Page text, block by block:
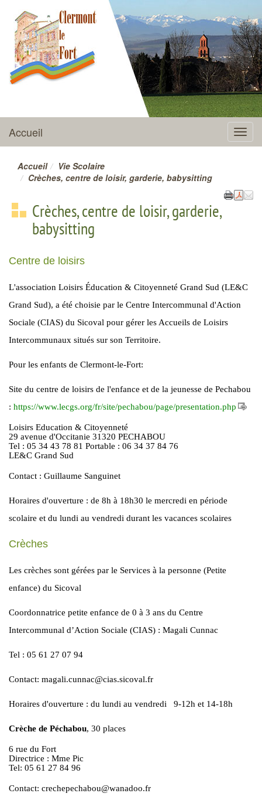
CLERMONT-LE-FORT
Menu
Accueil
Accueil
Vie Scolaire
Crèches, centre de loisir, garderie, babysitting
Crèches, centre de loisir, garderie,
babysitting
Centre de loisirs
L'association Loisirs Éducation & Citoyenneté Grand Sud (LE&C
Grand Sud), a été choisie par le Centre Intercommunal d'Action
Sociale (CIAS) du Sicoval pour gérer les Accueils de Loisirs
Intercommunaux situés sur son Territoire.
Pour les enfants de Clermont-le-Fort:
Site du centre de loisirs de l'enfance et de la jeunesse de Pechabou
: https://www.lecgs.org/fr/site/pechabou/page/presentation.php
Loisirs Education & Citoyenneté
29 avenue d'Occitanie 31320 PECHABOU
Tel : 05 34 43 78 81 Portable : 06 34 37 84 76
LE&C Grand Sud
Contact : Guillaume Sanguinet
Horaires d'ouverture : de 8h à 18h30 le mercredi en période
scolaire et du lundi au vendredi durant les vacances scolaires
Crèches
Les crèches sont gérées par le Services à la personne (Petite
enfance) du Sicoval
Coordonnatrice petite enfance de 0 à 3 ans du Centre
Intercommunal d’Action Sociale (CIAS) : Magali Cunnac
Tel : 05 61 27 07 94
Contact: magali.cunnac@cias.sicoval.fr
Horaires d'ouverture : du lundi au vendredi 9-12h et 14-18h
Crèche de Péchabou, 30 places
6 rue du Fort
Directrice : Mme Pic
Tel: 05 61 27 84 96
Contact: crechepechabou@wanadoo.fr